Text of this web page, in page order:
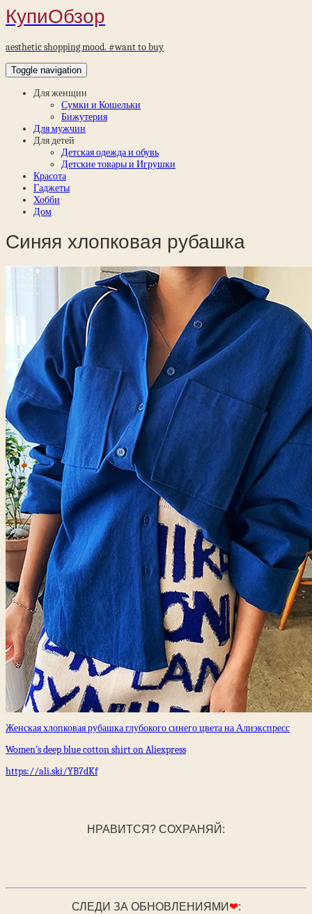
КупиОбзор
aesthetic shopping mood. #want to buy
Toggle navigation
Для женщин
Сумки и Кошельки
Бижутерия
Для мужчин
Для детей
Детская одежда и обувь
Детские товары и Игрушки
Красота
Гаджеты
Хобби
Дом
Синяя хлопковая рубашка
Женская хлопковая рубашка глубокого синего цвета на Алиэкспресс
Women’s deep blue cotton shirt on Aliexpress
https://ali.ski/YB7dKf
НРАВИТСЯ? СОХРАНЯЙ:
СЛЕДИ ЗА ОБНОВЛЕНИЯМИ ❤: